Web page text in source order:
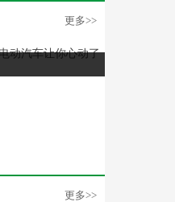
更多>>
更多>>